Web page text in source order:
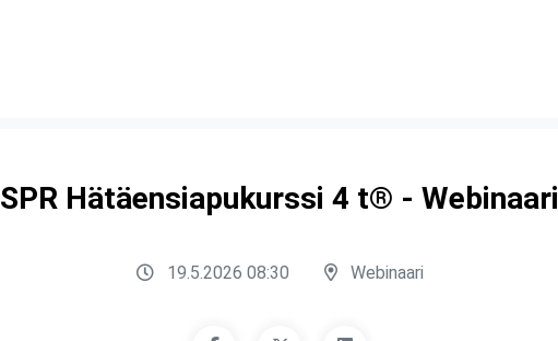
SPR Hätäensiapukurssi 4 t® - Webinaari
19.5.2026 08:30 Webinaari